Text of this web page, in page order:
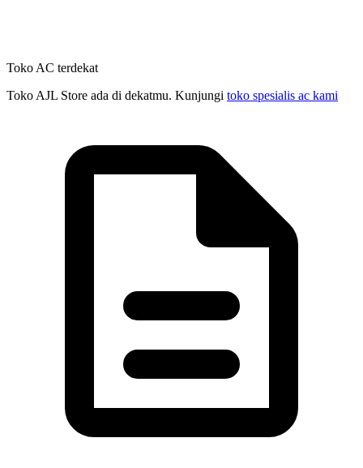
Toko AC terdekat
Toko AJL Store ada di dekatmu. Kunjungi toko spesialis ac kami